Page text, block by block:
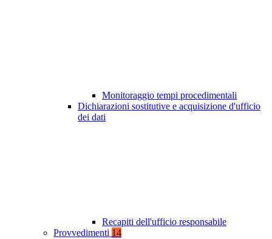
Monitoraggio tempi procedimentali
Dichiarazioni sostitutive e acquisizione d'ufficio
dei dati
Recapiti dell'ufficio responsabile
Provvedimenti 14